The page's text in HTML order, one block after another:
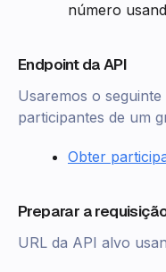
número
Endpoint da API
Usaremos o
participantes de um
Obter
Preparar a
URL da API alvo